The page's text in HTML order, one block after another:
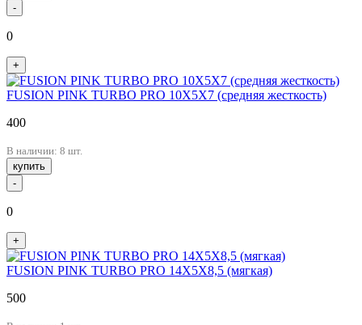
-
0
+
FUSION PINK TURBO PRO 10X5X7 (средняя жесткость)
400
В наличии: 8 шт.
купить
-
0
+
FUSION PINK TURBO PRO 14X5X8,5 (мягкая)
500